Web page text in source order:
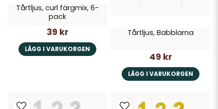
Tårtljus, curl färgmix, 6-
pack
39 kr
LÄGG I VARUKORGEN
Tårtljus, Babblarna
49 kr
LÄGG I VARUKORGEN